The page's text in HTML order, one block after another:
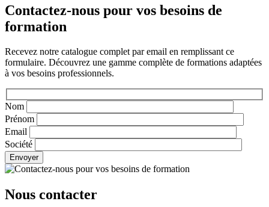
Contactez-nous pour vos besoins de
formation
Recevez notre catalogue complet par email en remplissant ce
formulaire. Découvrez une gamme complète de formations adaptées
à vos besoins professionnels.
Nom
Prénom
Email
Société
Envoyer
Nous contacter